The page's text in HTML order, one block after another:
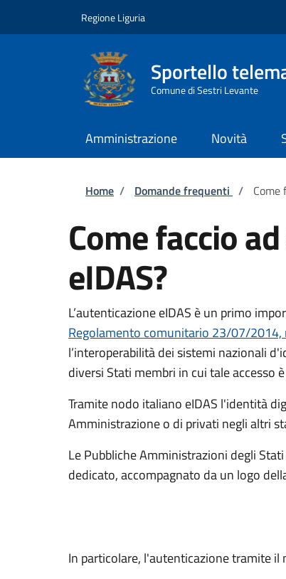
Regione Liguria
Sportello
Comune di Sestri Levante
Amministrazione Novità
Briciole di pane
Home / Domande frequenti / Come
Come faccio
eIDAS?
L’autenticazione eIDAS è un primo
Regolamento comunitario 23/07/
l’interoperabilità dei sistemi nazionali
diversi Stati membri in cui tale accesso
Tramite nodo italiano eIDAS l'identità
Amministrazione o di privati negli altri
Le Pubbliche Amministrazioni degli
dedicato, accompagnato da un logo
In particolare, l'autenticazione tramite